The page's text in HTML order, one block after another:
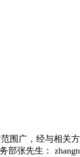
广，经与相关方
先生：